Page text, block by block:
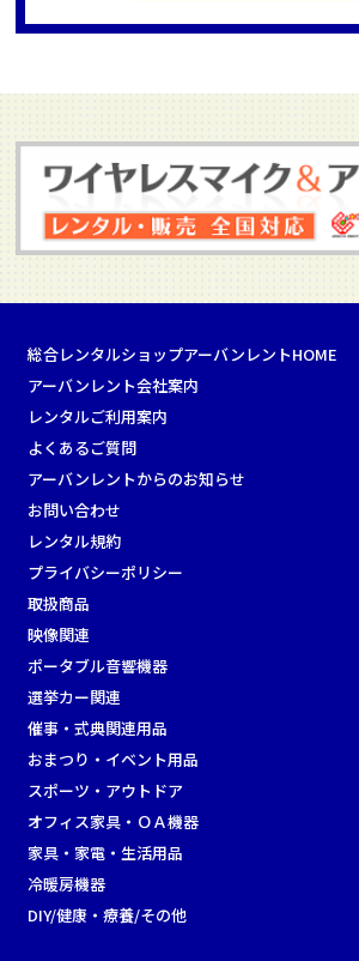
総合レンタルショップアーバンレントHOME
アーバンレント会社案内
レンタルご利用案内
よくあるご質問
アーバンレントからのお知らせ
お問い合わせ
レンタル規約
プライバシーポリシー
取扱商品
映像関連
ポータブル音響機器
選挙カー関連
催事・式典関連用品
おまつり・イベント用品
スポーツ・アウトドア
オフィス家具・ＯＡ機器
家具・家電・生活用品
冷暖房機器
DIY/健康・療養/その他